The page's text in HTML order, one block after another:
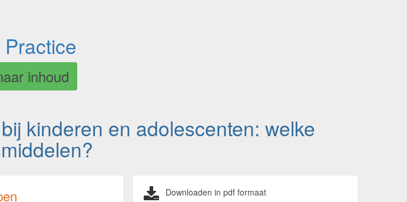
inhoud
kinderen en adolescenten: welke
Downloaden in pdf formaat